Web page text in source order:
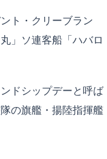
ト・クリーブラン
」ソ連客船「ハバロ
ドシップデーと呼ば
の旗艦・揚陸指揮艦